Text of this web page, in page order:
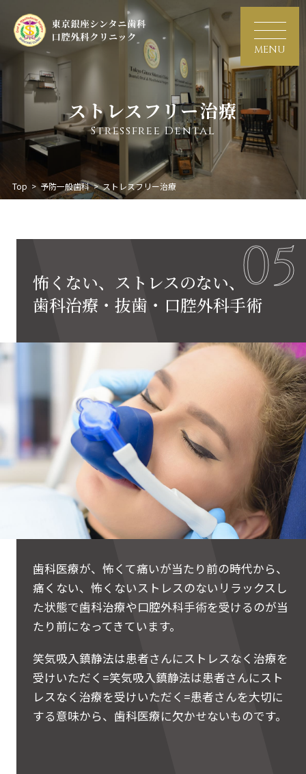
MENU
Top > 予防一般歯科 > ストレスフリー治療
ストレスフリー治療
Stressfree Dental
05
怖くない、ストレスのない、
歯科治療・抜歯・口腔外科手術
歯科医療が、怖くて痛いが当たり前の時代から、
痛くない、怖くないストレスのないリラックスし
た状態で歯科治療や口腔外科手術を受けるのが当
たり前になってきています。
笑気吸入鎮静法は患者さんにストレスなく治療を
受けいただく=笑気吸入鎮静法は患者さんにスト
レスなく治療を受けいただく=患者さんを大切に
する意味から、歯科医療に欠かせないものです。